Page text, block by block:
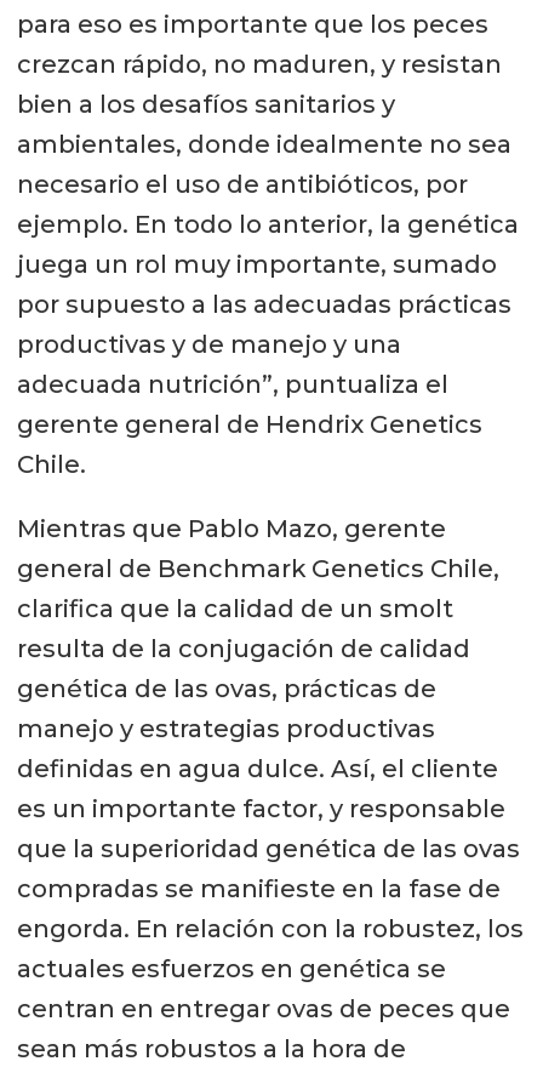
para eso es importante que los peces
crezcan rápido, no maduren, y resistan
bien a los desafíos sanitarios y
ambientales, donde idealmente no sea
necesario el uso de antibióticos, por
ejemplo. En todo lo anterior, la genética
juega un rol muy importante, sumado
por supuesto a las adecuadas prácticas
productivas y de manejo y una
adecuada nutrición”, puntualiza el
gerente general de Hendrix Genetics
Chile.
Mientras que Pablo Mazo, gerente
general de Benchmark Genetics Chile,
clarifica que la calidad de un smolt
resulta de la conjugación de calidad
genética de las ovas, prácticas de
manejo y estrategias productivas
definidas en agua dulce. Así, el cliente
es un importante factor, y responsable
que la superioridad genética de las ovas
compradas se manifieste en la fase de
engorda. En relación con la robustez, los
actuales esfuerzos en genética se
centran en entregar ovas de peces que
sean más robustos a la hora de